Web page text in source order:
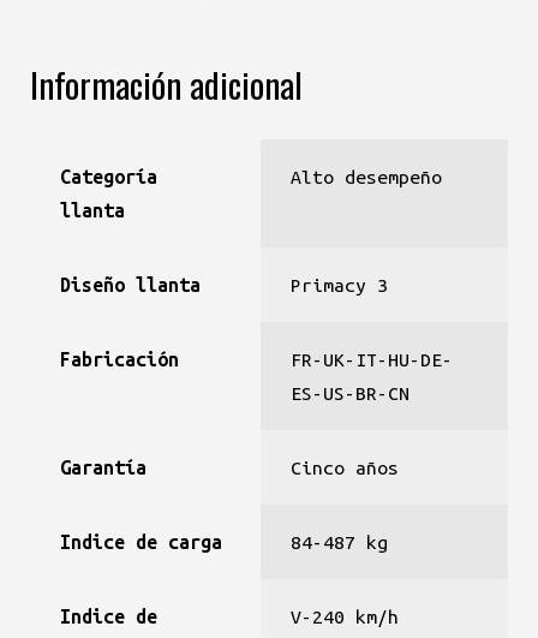
Información adicional
Categoría
llanta
Alto desempeño
Diseño llanta Primacy 3
Fabricación
FR-UK-IT-HU-DE-
ES-US-BR-CN
Garantía Cinco años
Indice de carga 84-487 kg
Indice de V-240 km/h